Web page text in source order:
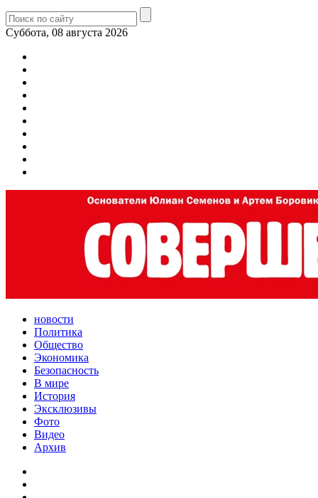
Суббота, 08 августа 2026
новости
Политика
Общество
Экономика
Безопасность
В мире
История
Эксклюзивы
Фото
Видео
Архив